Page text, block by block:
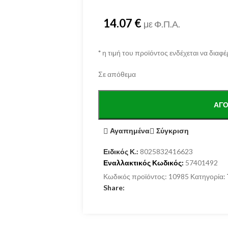
14.07 € με Φ.Π.Α.
*η τιμή του προϊόντος ενδέχεται να
Σε απόθεμα
Αγαπημένα Σύγκριση
Ειδικός Κ.: 8025832416623
Εναλλακτικός Κωδικός: 57401492
Κωδικός προϊόντος: 10985 Κατηγορία:
Share: